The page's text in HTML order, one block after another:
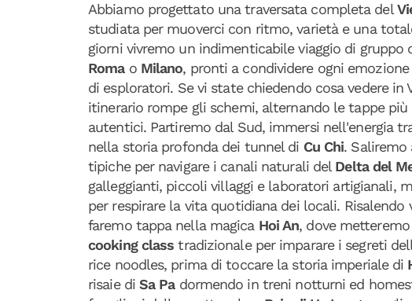
Abbiamo progettato una traversata completa del
studiata per muoverci con ritmo, varietà e una
giorni vivremo un indimenticabile viaggio di gruppo
Roma o Milano, pronti a condividere ogni
di esploratori. Se vi state chiedendo cosa vedere
itinerario rompe gli schemi, alternando le tappe
autentici. Partiremo dal Sud, immersi nell'energia
nella storia profonda dei tunnel di Cu Chi. Saliremo
tipiche per navigare i canali naturali del Delta del
galleggianti, piccoli villaggi e laboratori artigianali,
per respirare la vita quotidiana dei locali. Risalendo
faremo tappa nella magica Hoi An, dove
cooking class tradizionale per imparare i segreti
rice noodles, prima di toccare la storia imperiale di
risaie di Sa Padormendo in treni notturni ed